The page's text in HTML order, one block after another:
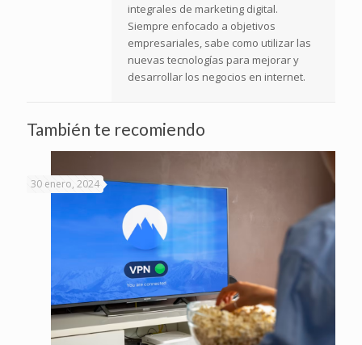
integrales de marketing digital.
Siempre enfocado a objetivos
empresariales, sabe como utilizar las
nuevas tecnologías para mejorar y
desarrollar los negocios en internet.
También te recomiendo
30 enero, 2024